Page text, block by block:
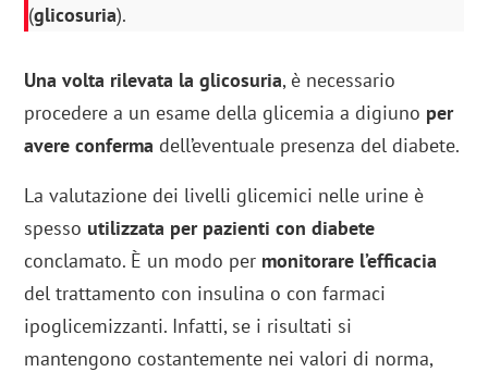
(glicosuria).
Una volta rilevata la glicosuria, è necessario
procedere a un esame della glicemia a digiuno per
avere conferma dell’eventuale presenza del diabete.
La valutazione dei livelli glicemici nelle urine è
spesso utilizzata per pazienti con diabete
conclamato. È un modo per monitorare l’efficacia
del trattamento con insulina o con farmaci
ipoglicemizzanti. Infatti, se i risultati si
mantengono costantemente nei valori di norma,